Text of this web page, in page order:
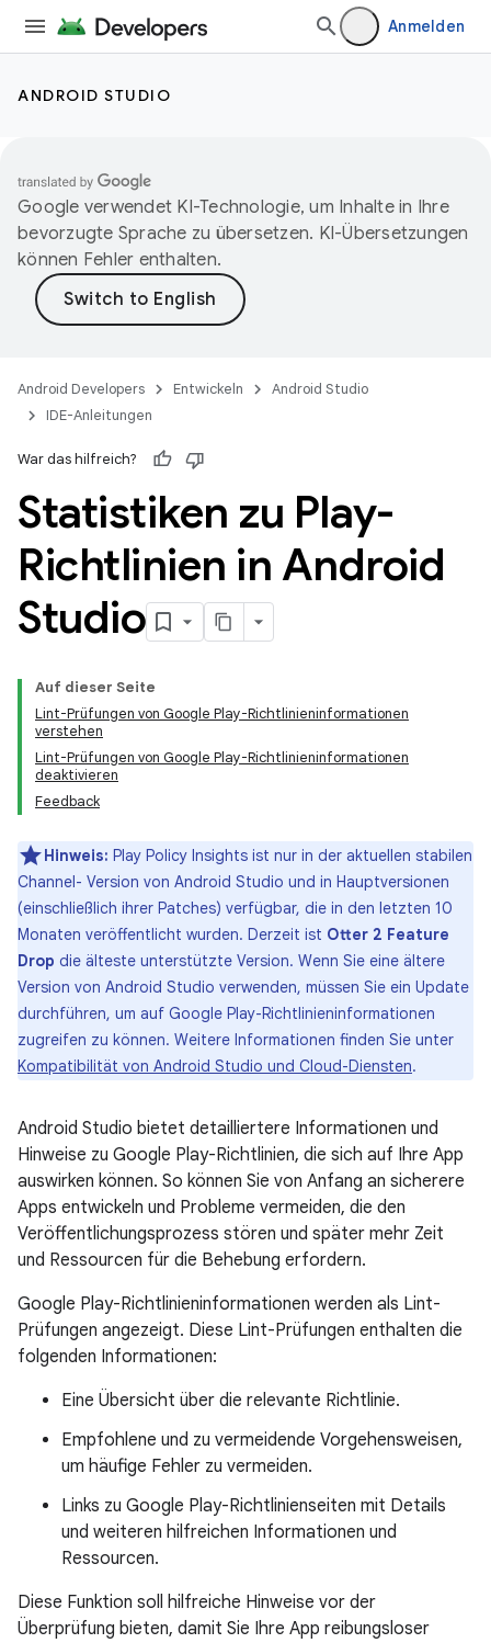
Anmelden
ANDROID STUDIO
Google verwendet KI-Technologie, um Inhalte in Ihre
bevorzugte Sprache zu übersetzen. KI-Übersetzungen
können Fehler enthalten.
Android Developers Entwickeln
Android Studio
IDE-Anleitungen
War das hilfreich?
Statistiken zu Play-
Richtlinien in Android
Studio
Auf dieser Seite
Lint-Prüfungen von Google Play-Richtlinieninformationen
verstehen
Lint-Prüfungen von Google Play-Richtlinieninformationen
deaktivieren
Feedback
Hinweis: Play Policy Insights ist nur in der aktuellen stabilen
Channel- Version von Android Studio und in Hauptversionen
(einschließlich ihrer Patches) verfügbar, die in den letzten 10
Monaten veröffentlicht wurden. Derzeit ist Otter 2 Feature
Drop die älteste unterstützte Version. Wenn Sie eine ältere
Version von Android Studio verwenden, müssen Sie ein Update
durchführen, um auf Google Play-Richtlinieninformationen
zugreifen zu können. Weitere Informationen finden Sie unter
Kompatibilität von Android Studio und Cloud-Diensten.
Android Studio bietet detailliertere Informationen und
Hinweise zu Google Play-Richtlinien, die sich auf Ihre App
auswirken können. So können Sie von Anfang an sicherere
Apps entwickeln und Probleme vermeiden, die den
Veröffentlichungsprozess stören und später mehr Zeit
und Ressourcen für die Behebung erfordern.
Google Play-Richtlinieninformationen werden als Lint-
Prüfungen angezeigt. Diese Lint-Prüfungen enthalten die
folgenden Informationen:
Eine Übersicht über die relevante Richtlinie.
Empfohlene und zu vermeidende Vorgehensweisen,
um häufige Fehler zu vermeiden.
Links zu Google Play-Richtlinienseiten mit Details
und weiteren hilfreichen Informationen und
Ressourcen.
Diese Funktion soll hilfreiche Hinweise vor der
Überprüfung bieten, damit Sie Ihre App reibungsloser